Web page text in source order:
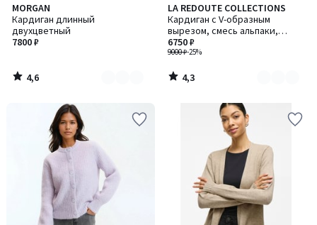
MORGAN
Кардиган длинный
двухцветный
7800 ₽
4,6
/ 5
Количество
цветов:
2
4,6
/
LA REDOUTE COLLECTIONS
Кардиган с V-образным
вырезом, смесь альпаки,
GILDAS / ГИЛДАС
9000 ₽-25%
6750 ₽
4,3
/ 5
Количество
цветов:
4
4,3
/